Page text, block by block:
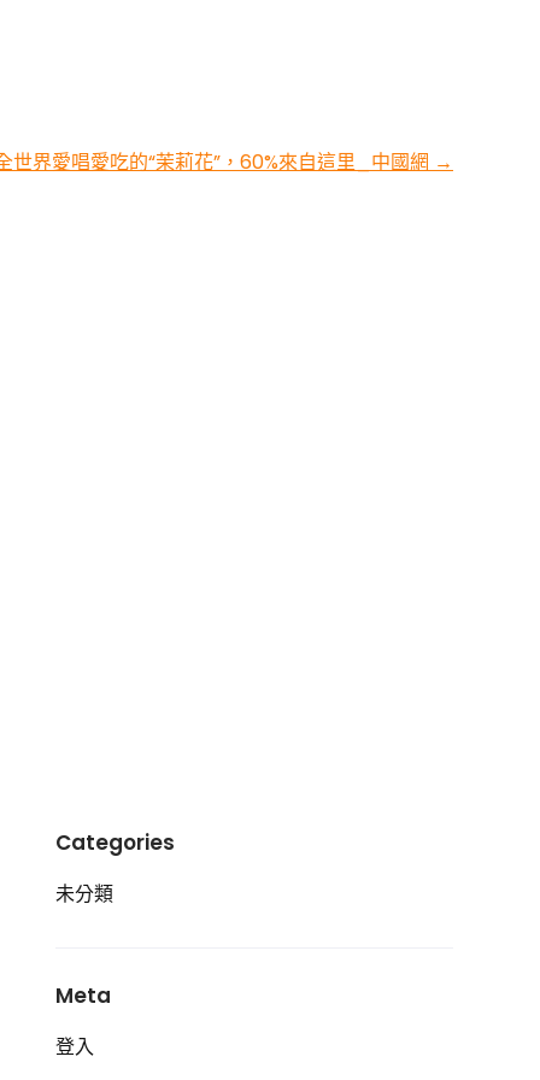
世界愛唱愛吃的“茉莉花”，60%來自這里_中國網 →
Categories
未分類
Meta
登入